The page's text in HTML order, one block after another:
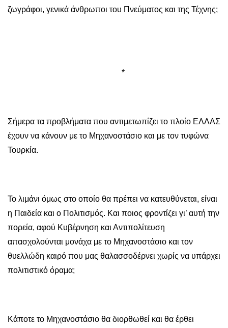
ζωγράφοι, γενικά άνθρωποι του Πνεύματος και της Τέχνης;
*
Σήμερα τα προβλήματα που αντιμετωπίζει το πλοίο ΕΛΛΑΣ
έχουν να κάνουν με το Μηχανοστάσιο και με τον τυφώνα
Τουρκία.
Το λιμάνι όμως στο οποίο θα πρέπει να κατευθύνεται, είναι
η Παιδεία και ο Πολιτισμός. Και ποιος φροντίζει γι’ αυτή την
πορεία, αφού Κυβέρνηση και Αντιπολίτευση
απασχολούνται μονάχα με το Μηχανοστάσιο και τον
θυελλώδη καιρό που μας θαλασσοδέρνει χωρίς να υπάρχει
πολιτιστικό όραμα;
Κάποτε το Μηχανοστάσιο θα διορθωθεί και θα έρθει